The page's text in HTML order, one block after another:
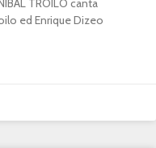
ed Enrique Dizeo